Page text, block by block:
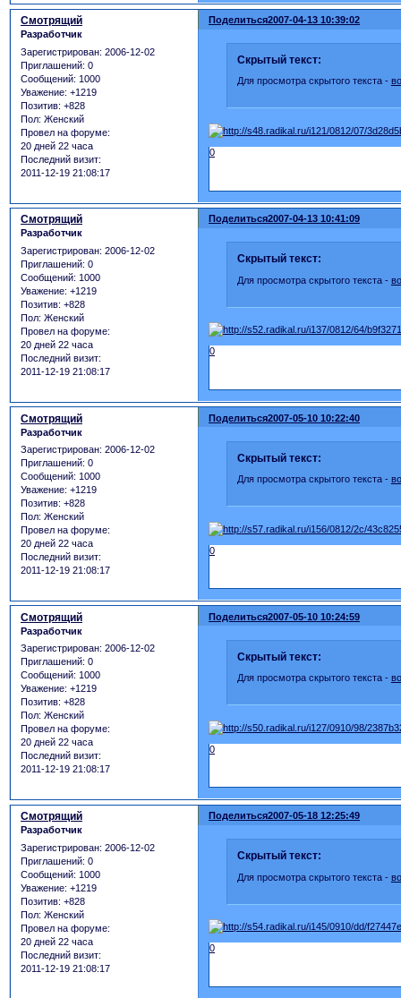
Поделиться2007-04-13 10:39:02
Смотрящий
Разработчик
Зарегистрирован: 2006-12-02
Приглашений: 0
Сообщений: 1000
Уважение: +1219
Позитив: +828
Пол: Женский
Провел на форуме:
20 дней 22 часа
Последний визит:
2011-12-19 21:08:17
Скрытый текст:
Для просмотра скрытого текста -
0
Поделиться2007-04-13 10:41:09
Смотрящий
Разработчик
Зарегистрирован: 2006-12-02
Приглашений: 0
Сообщений: 1000
Уважение: +1219
Позитив: +828
Пол: Женский
Провел на форуме:
20 дней 22 часа
Последний визит:
2011-12-19 21:08:17
Скрытый текст:
Для просмотра скрытого текста -
0
Поделиться2007-05-10 10:22:40
Смотрящий
Разработчик
Зарегистрирован: 2006-12-02
Приглашений: 0
Сообщений: 1000
Уважение: +1219
Позитив: +828
Пол: Женский
Провел на форуме:
20 дней 22 часа
Последний визит:
2011-12-19 21:08:17
Скрытый текст:
Для просмотра скрытого текста -
0
Поделиться2007-05-10 10:24:59
Смотрящий
Разработчик
Зарегистрирован: 2006-12-02
Приглашений: 0
Сообщений: 1000
Уважение: +1219
Позитив: +828
Пол: Женский
Провел на форуме:
20 дней 22 часа
Последний визит:
2011-12-19 21:08:17
Скрытый текст:
Для просмотра скрытого текста -
0
Поделиться2007-05-18 12:25:49
Смотрящий
Разработчик
Зарегистрирован: 2006-12-02
Приглашений: 0
Сообщений: 1000
Уважение: +1219
Позитив: +828
Пол: Женский
Провел на форуме:
20 дней 22 часа
Последний визит:
2011-12-19 21:08:17
Скрытый текст:
Для просмотра скрытого текста -
0